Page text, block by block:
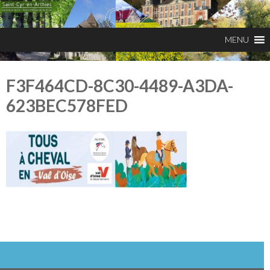
F3F464CD-8C30-4489-A3DA-
623BEC578FED